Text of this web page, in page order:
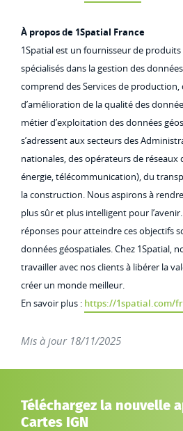
À propos de 1Spatial France
1Spatial est un fournisseur de
spécialisés dans la gestion des
comprend des Services de
d’amélioration de la qualité des
métier d’exploitation des données
s’adressent aux secteurs des
nationales, des opérateurs de réseaux
énergie, télécommunication), du
la construction. Nous aspirons à
plus sûr et plus intelligent pour
réponses pour atteindre ces objectifs
données géospatiales. Chez 1Spatial,
travailler avec nos clients à libérer la
créer un monde meilleur.
En savoir plus : https://1spatial.com/
Mis à jour 18/11/2025
Téléchargez la nouvelle
Cartes IGN